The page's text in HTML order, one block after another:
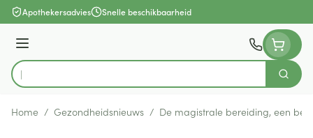
Ga naar de inhoud
Apothekersadvies Snelle beschikbaarheid
Menu
Product, merk, categorie...
Zoek
Home / Gezondheidsnieuws / De magistrale bereiding, een